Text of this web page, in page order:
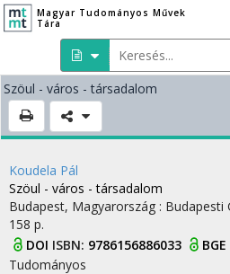
Magyar Tudományos Művek
Tára
Szöul - város - társadalom
Koudela Pál
Szöul - város - társadalom
Budapest, Magyarország : Budapesti
158 p.
DOI ISBN: 9786156886033
Tudományos